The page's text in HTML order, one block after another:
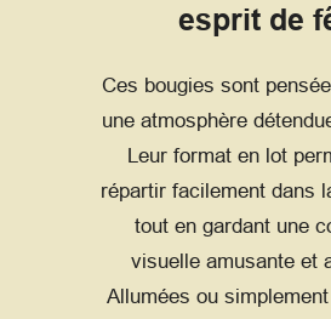
esprit de
Ces bougies sont
une atmosphère
Leur format en lot
répartir facilement dans
tout en gardant une
visuelle amusante et
Allumées ou